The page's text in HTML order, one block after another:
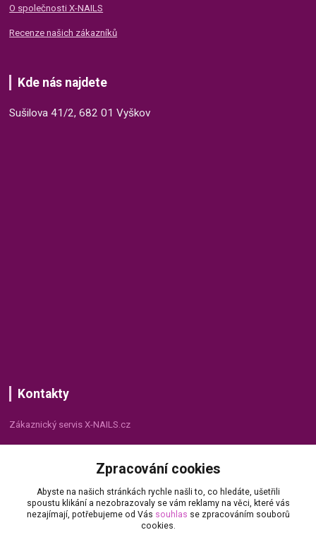
O společnosti X-NAILS
Recenze našich zákazníků
Kde nás najdete
Sušilova 41/2, 682 01 Vyškov
Kontakty
Zákaznický servis X-NAILS.cz
+420 735 055 075
(Po - Pá, 8 - 16 hod.)
info@x-nails.cz
Zpracování cookies
Abyste na našich stránkách rychle našli to, co hledáte, ušetřili
spoustu klikání a nezobrazovaly se vám reklamy na věci, které vás
nezajímají, potřebujeme od Vás souhlas se zpracováním souborů
cookies.